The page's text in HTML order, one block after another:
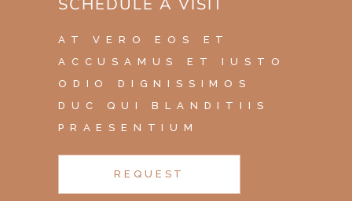
AT VERO EOS ET
ACCUSAMUS ET IUSTO
ODIO DIGNISSIMOS
DUC QUI BLANDITIIS
PRAESENTIUM
REQUEST